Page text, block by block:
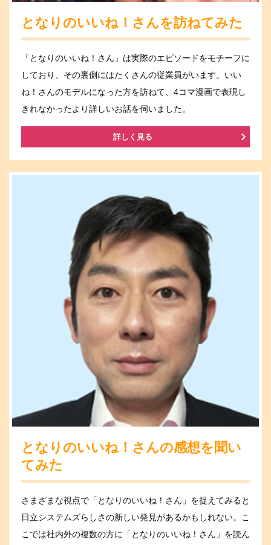
となりのいいね！さんを訪ねてみた
「となりのいいね！さん」は実際のエピソードをモチーフに
しており、その裏側にはたくさんの従業員がいます。いい
ね！さんのモデルになった方を訪ねて、4コマ漫画で表現し
きれなかったより詳しいお話を伺いました。
詳しく見る
となりのいいね！さんの感想を聞い
てみた
さまざまな視点で「となりのいいね！さん」を捉えてみると
日立システムズらしさの新しい発見があるかもしれない。こ
こでは社内外の複数の方に「となりのいいね！さん」を読ん